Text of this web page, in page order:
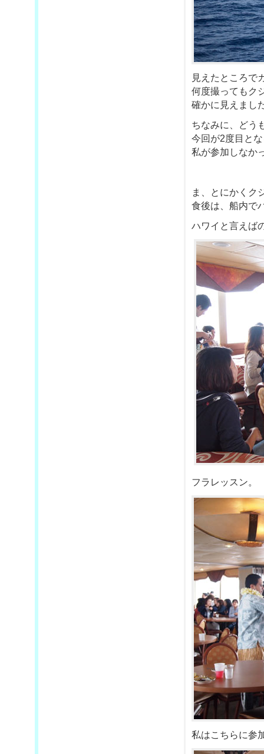
見えたところで
何度撮ってもク
確かに見えまし
ちなみに、どう
今回が2度目と
私が参加しなか
ま、とにかくク
食後は、船内で
ハワイと言えば
フラレッスン。
私はこちらに参